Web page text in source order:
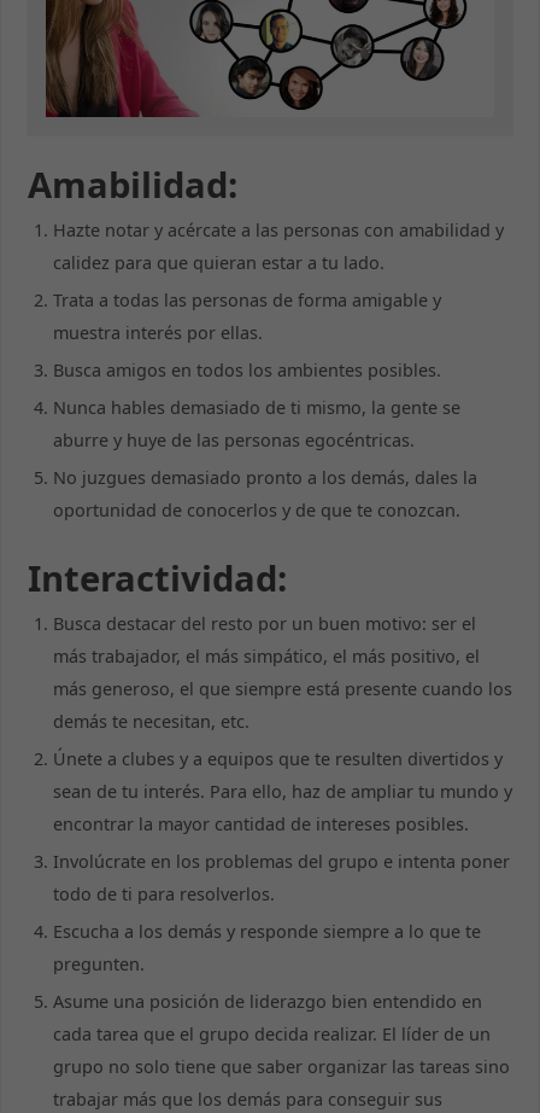
Amabilidad:
Hazte notar y acércate a las personas con amabilidad y
calidez para que quieran estar a tu lado.
Trata a todas las personas de forma amigable y
muestra interés por ellas.
Busca amigos en todos los ambientes posibles.
Nunca hables demasiado de ti mismo, la gente se
aburre y huye de las personas egocéntricas.
No juzgues demasiado pronto a los demás, dales la
oportunidad de conocerlos y de que te conozcan.
Interactividad:
Busca destacar del resto por un buen motivo: ser el
más trabajador, el más simpático, el más positivo, el
más generoso, el que siempre está presente cuando los
demás te necesitan, etc.
Únete a clubes y a equipos que te resulten divertidos y
sean de tu interés. Para ello, haz de ampliar tu mundo y
encontrar la mayor cantidad de intereses posibles.
Involúcrate en los problemas del grupo e intenta poner
todo de ti para resolverlos.
Escucha a los demás y responde siempre a lo que te
pregunten.
Asume una posición de liderazgo bien entendido en
cada tarea que el grupo decida realizar. El líder de un
grupo no solo tiene que saber organizar las tareas sino
trabajar más que los demás para conseguir sus